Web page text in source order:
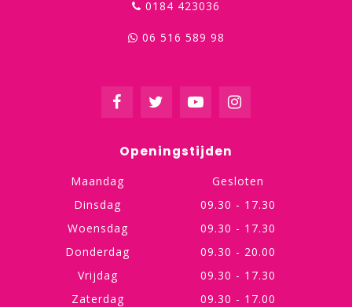
0184 423036
06 516 589 98
Openingstijden
Maandag
Gesloten
Dinsdag
09.30 - 17.30
Woensdag
09.30 - 17.30
Donderdag
09.30 - 20.00
Vrijdag
09.30 - 17.30
Zaterdag
09.30 - 17.00